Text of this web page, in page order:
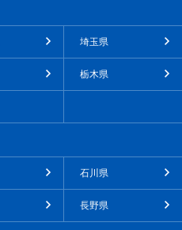
埼玉県
栃木県
石川県
長野県